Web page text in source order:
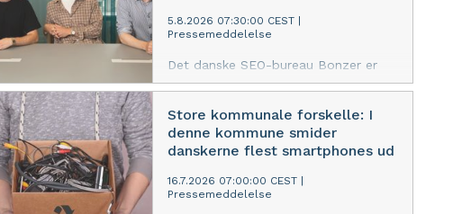
5.8.2026 07:30:00 CEST
Pressemeddelelse
Det danske SEO-bureau Bonzer er
netop blevet nomineret til en af
priser, Global Search Awards, i
kategorien ”Best Software
Innovation”. Nomineringen er tildelt
for deres nye agentiske AI-platform,
Morrison, som placerer den danske
Store kommunale forskelle: I
denne kommune smider
danskerne flest smartphones ud
16.7.2026 07:00:00 CEST
Pressemeddelelse